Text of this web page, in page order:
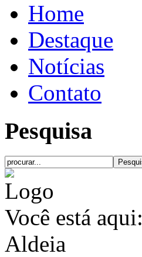
Home
Destaque
Notícias
Contato
Pesquisa
Você está aqui:
Aldeia